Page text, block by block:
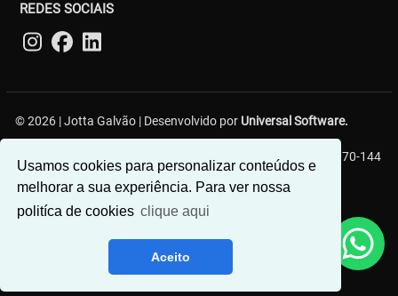
Usamos cookies para personalizar conteúdos e
melhorar a sua experiência. Para ver nossa
politíca de cookies clique aqui
Aceito
REDES SOCIAIS
© 2026 | Jotta Galvão | Desenvolvido por Universal Software.
R. Carlos Gerin, 161 - Jardim Chapadão, Campinas - SP, 13070-144